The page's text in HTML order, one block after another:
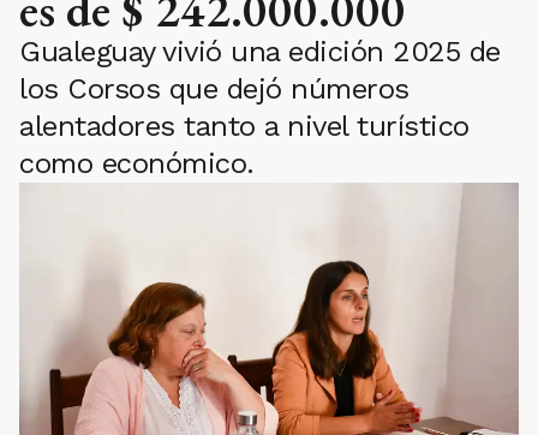
Gualeguay vivió una edición 2025 de
los Corsos que dejó números
alentadores tanto a nivel turístico
como económico.